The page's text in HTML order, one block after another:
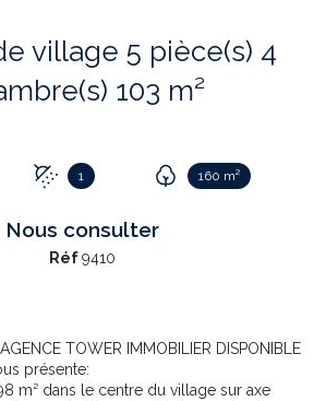
5 pièce(s) 4
chambre(s) 103 m²
1 160 m²
Nous consulter
Réf9410
TOWER IMMOBILIER DISPONIBLE
présente:
m² dans le centre du village sur axe